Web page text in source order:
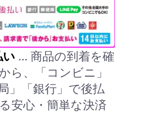
… 商品の到着を確
ら、「コンビニ」
」「銀行」で後払
安心・簡単な決済